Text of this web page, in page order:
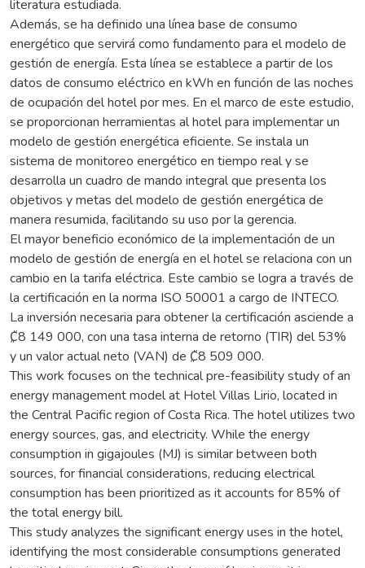
literatura estudiada.
Además, se ha definido una línea base de consumo
energético que servirá como fundamento para el modelo de
gestión de energía. Esta línea se establece a partir de los
datos de consumo eléctrico en kWh en función de las noches
de ocupación del hotel por mes. En el marco de este estudio,
se proporcionan herramientas al hotel para implementar un
modelo de gestión energética eficiente. Se instala un
sistema de monitoreo energético en tiempo real y se
desarrolla un cuadro de mando integral que presenta los
objetivos y metas del modelo de gestión energética de
manera resumida, facilitando su uso por la gerencia.
El mayor beneficio económico de la implementación de un
modelo de gestión de energía en el hotel se relaciona con un
cambio en la tarifa eléctrica. Este cambio se logra a través de
la certificación en la norma ISO 50001 a cargo de INTECO.
La inversión necesaria para obtener la certificación asciende a
₡8 149 000, con una tasa interna de retorno (TIR) del 53%
y un valor actual neto (VAN) de ₡8 509 000.
This work focuses on the technical pre-feasibility study of an
energy management model at Hotel Villas Lirio, located in
the Central Pacific region of Costa Rica. The hotel utilizes two
energy sources, gas, and electricity. While the energy
consumption in gigajoules (MJ) is similar between both
sources, for financial considerations, reducing electrical
consumption has been prioritized as it accounts for 85% of
the total energy bill.
This study analyzes the significant energy uses in the hotel,
identifying the most considerable consumptions generated